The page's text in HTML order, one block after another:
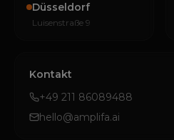
Düsseldorf
Luisenstraße 9
Kontakt
+49 211 86089488
hello@amplifa.ai